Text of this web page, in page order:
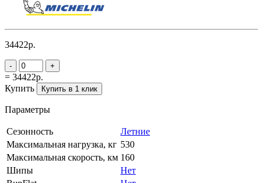
34422р.
- +
= 34422р.
Купить
Купить в 1 клик
Параметры
Сезонность
Летние
Максимальная нагрузка, кг 530
Максимальная скорость, км 160
Шипы
Нет